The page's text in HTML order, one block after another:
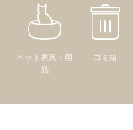
ペット家具・用
品
ゴミ箱